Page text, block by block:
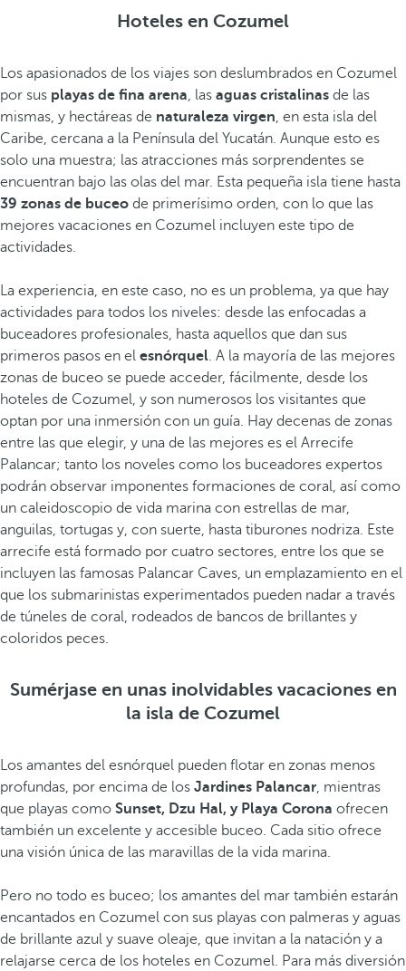
Hoteles en Cozumel
Los apasionados de los viajes son deslumbrados en Cozumel
por sus playas de fina arena, las aguas cristalinas de las
mismas, y hectáreas de naturaleza virgen, en esta isla del
Caribe, cercana a la Península del Yucatán. Aunque esto es
solo una muestra; las atracciones más sorprendentes se
encuentran bajo las olas del mar. Esta pequeña isla tiene hasta
39 zonas de buceo de primerísimo orden, con lo que las
mejores vacaciones en Cozumel incluyen este tipo de
actividades.
La experiencia, en este caso, no es un problema, ya que hay
actividades para todos los niveles: desde las enfocadas a
buceadores profesionales, hasta aquellos que dan sus
primeros pasos en el esnórquel. A la mayoría de las mejores
zonas de buceo se puede acceder, fácilmente, desde los
hoteles de Cozumel, y son numerosos los visitantes que
optan por una inmersión con un guía. Hay decenas de zonas
entre las que elegir, y una de las mejores es el Arrecife
Palancar; tanto los noveles como los buceadores expertos
podrán observar imponentes formaciones de coral, así como
un caleidoscopio de vida marina con estrellas de mar,
anguilas, tortugas y, con suerte, hasta tiburones nodriza. Este
arrecife está formado por cuatro sectores, entre los que se
incluyen las famosas Palancar Caves, un emplazamiento en el
que los submarinistas experimentados pueden nadar a través
de túneles de coral, rodeados de bancos de brillantes y
coloridos peces.
Sumérjase en unas inolvidables vacaciones en
la isla de Cozumel
Los amantes del esnórquel pueden flotar en zonas menos
profundas, por encima de los Jardines Palancar, mientras
que playas como Sunset, Dzu Hal, y Playa Corona ofrecen
también un excelente y accesible buceo. Cada sitio ofrece
una visión única de las maravillas de la vida marina.
Pero no todo es buceo; los amantes del mar también estarán
encantados en Cozumel con sus playas con palmeras y aguas
de brillante azul y suave oleaje, que invitan a la natación y a
relajarse cerca de los hoteles en Cozumel. Para más diversión